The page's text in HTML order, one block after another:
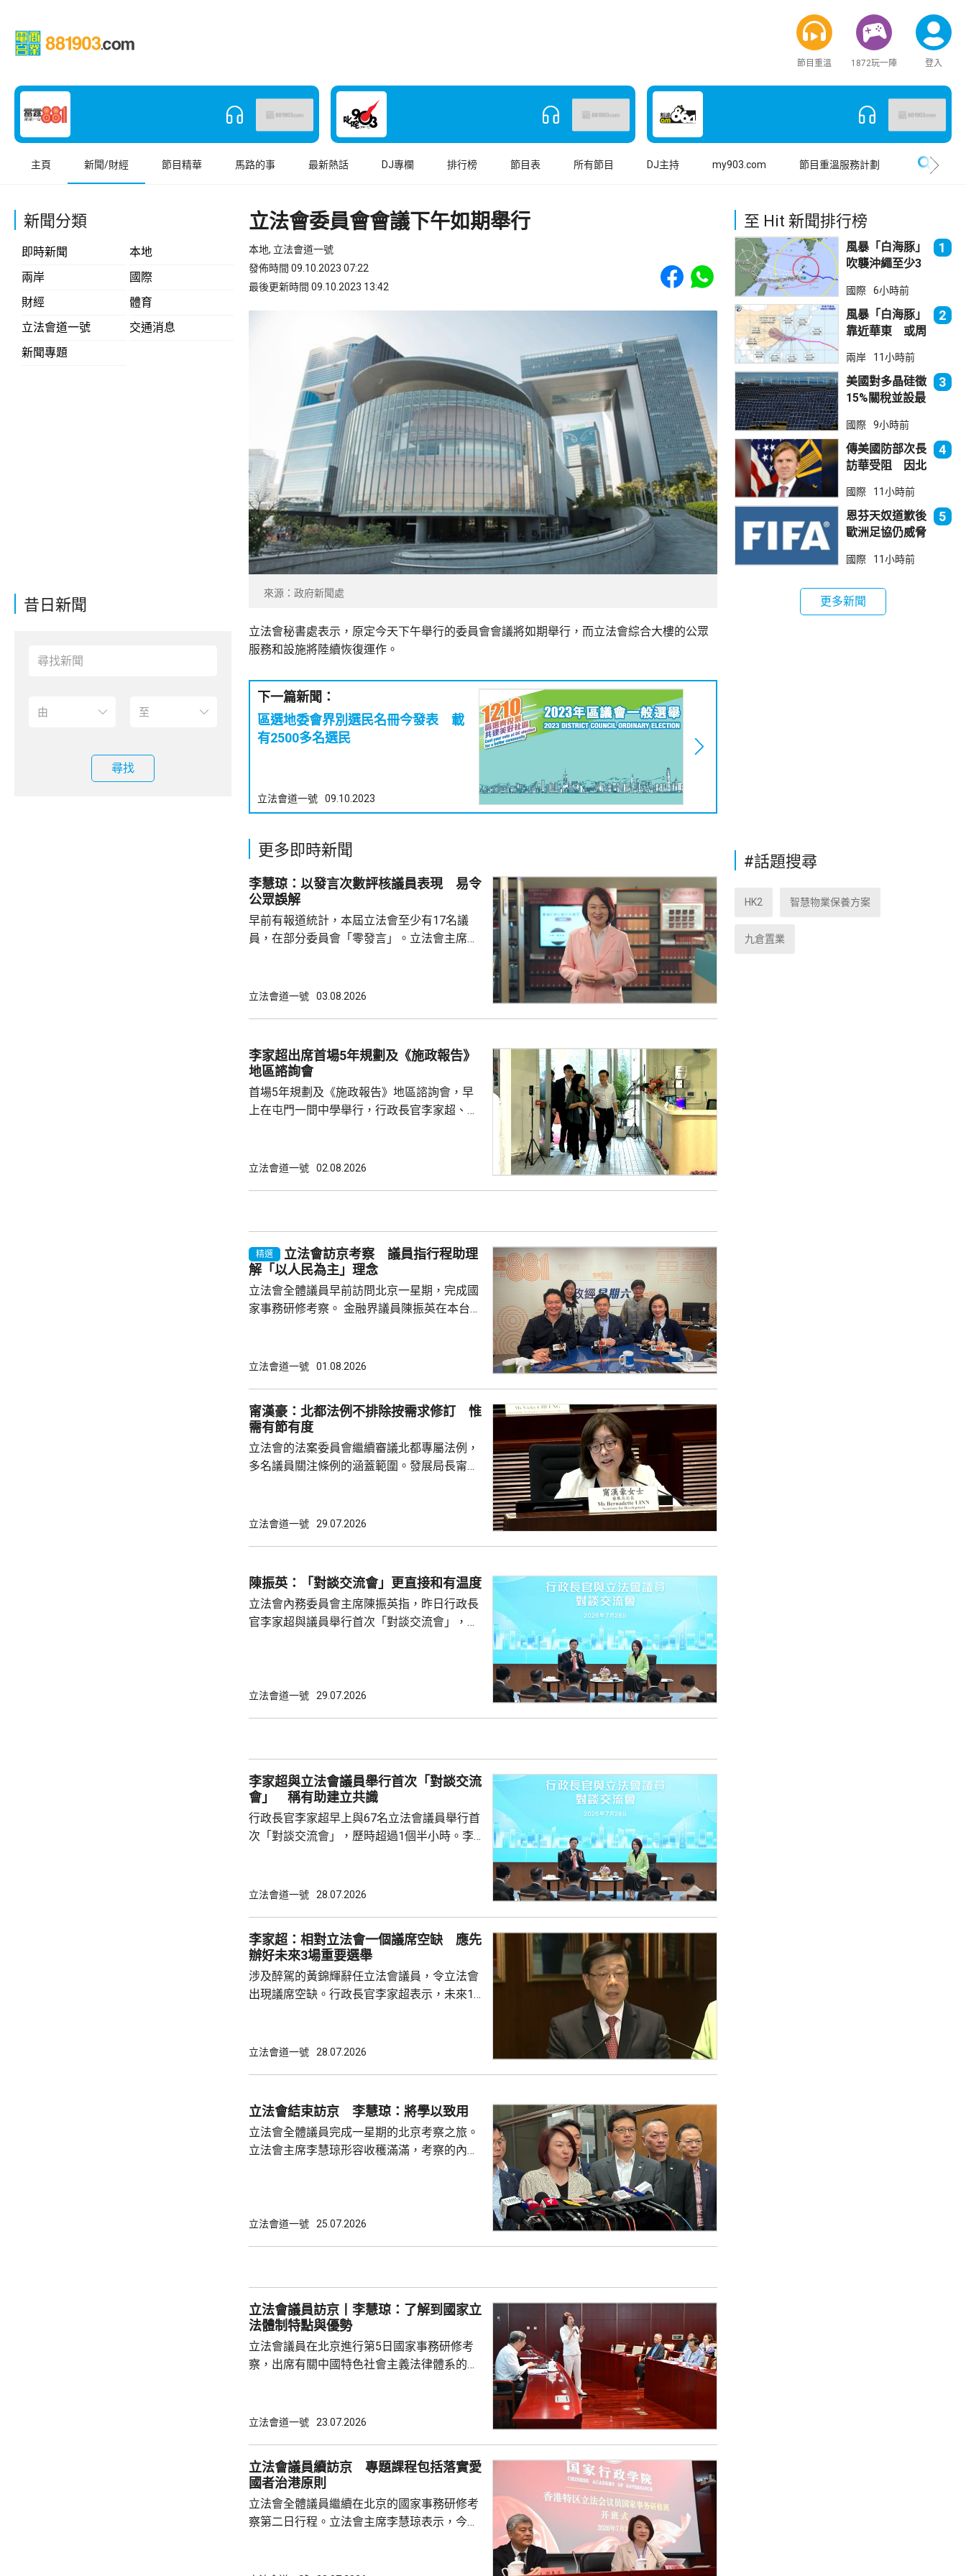
節目重溫 1872玩一陣 登入
主頁 新聞/財經 節目精華 馬路的事 最新熱話 DJ專欄 排行榜 節目表 所有節目 DJ主持 my903.com 節目重溫服務計劃
新聞分類
即時新聞
本地
兩岸
國際
財經
體育
立法會道一號
交通消息
新聞專題
昔日新聞
尋找
立法會委員會會議下午如期舉行
本地, 立法會道一號
發佈時間 09.10.2023 07:22
最後更新時間 09.10.2023 13:42
Share to Facebook
Share to WhatsApp
來源：政府新聞處
立法會秘書處表示，原定今天下午舉行的委員會會議將如期舉行，而立法會綜合大樓的公眾
服務和設施將陸續恢復運作。
下一篇新聞：
區選地委會界別選民名冊今發表 載
有2500多名選民
立法會道一號 09.10.2023
更多即時新聞
李慧琼：以發言次數評核議員表現 易令
公眾誤解
早前有報道統計，本屆立法會至少有17名議
員，在部分委員會「零發言」。立法會主席李
現的重要指標，會令公眾誤解部分議員表現。
寡基於不同考量，將每名議員視為獨立「發言
個體」統計，容易忽略立法會內部政黨分工，
認為分工是議會常態，可減少消耗議會寶貴
時...
立法會道一號 03.08.2026
李家超出席首場5年規劃及《施政報告》
地區諮詢會
首場5年規劃及《施政報告》地區諮詢會，早
上在屯門一間中學舉行，行政長官李家超、全
有意義，五年規劃是香港發展藍圖，提供方向
官每年需要匯報如何落實五年規劃，並按每年
實際情況，提出施政重點。 李家超又...
立法會道一號 02.08.2026
精選
立法會訪京考察 議員指行程助理
解「以人民為主」理念
立法會全體議員早前訪問北京一星期，完成國
家事務研修考察。 金融界議員陳振英在本台節
能力。陳振英又指，考察期間更深入了解國家
騙意識、推廣普惠金融，探討改善支付平台。
了解國家超前部署 考察市民熱線中心等 民建
聯議員周浩鼎指，考察期間進...
立法會道一號 01.08.2026
甯漢豪：北都法例不排除按需求修訂 惟
需有節有度
立法會的法案委員會繼續審議北都專屬法例，
多名議員關注條例的涵蓋範圍。發展局長甯漢
新範疇需在條例涵蓋。她表示，明白隨著發展
蓋為北都招商引資提供的稅務便利；選委界陳
紹雄亦關注會否因應北都工程增加，提供更具
彈性的輸入勞工安排。甯漢豪指，立法...
立法會道一號 29.07.2026
陳振英：「對談交流會」更直接和有温度
立法會內務委員會主席陳振英指，昨日行政長
官李家超與議員舉行首次「對談交流會」，環
答，形容像「爐邊談話」，有溫度和直接。 陳
立法會道一號 29.07.2026
李家超與立法會議員舉行首次「對談交流
會」 稱有助建立共識
行政長官李家超早上與67名立法會議員舉行首
次「對談交流會」，歷時超過1個半小時。李
超指出，交流會是為增進行政立法之間的理
伙伴，相信透過交流會可連接不同角度，令大
家換位思考，雙方既制衡、又配合。李家超又
形容，會上他和議員就好像同一隊「香...
立法會道一號 28.07.2026
李家超：相對立法會一個議席空缺 應先
辦好未來3場重要選舉
涉及醉駕的黃錦輝辭任立法會議員，令立法會
出現議席空缺。行政長官李家超表示，未來18
舉，及明年底的區議會選舉，認為考慮人力資
舉。 立法會主席李慧琼就指，理解和尊重行政
長官及選管會的評估，又指雖然立法會目前只
有89名議員，但每名議員都明白要多...
立法會道一號 28.07.2026
立法會結束訪京 李慧琼：將學以致用
立法會全體議員完成一星期的北京考察之旅。
立法會主席李慧琼形容收穫滿滿，考察的內容
政長官和特區政府依法施政，提升治理效能。
立法會道一號 25.07.2026
立法會議員訪京丨李慧琼：了解到國家立
法體制特點與優勢
立法會議員在北京進行第5日國家事務研修考
察，出席有關中國特色社會主義法律體系的專
人民當家作主，推動改革、促進發展、保障善
法，及法律的合憲性審查、備案審查等方面都
取得進步。 李慧琼指，立法會肩負《基本法》
賦予制定法律的憲制職能，要準確把握「一...
立法會道一號 23.07.2026
立法會議員續訪京 專題課程包括落實愛
國者治港原則
立法會全體議員繼續在北京的國家事務研修考
察第二日行程。立法會主席李慧琼表示，今日
至 Hit 新聞排行榜
風暴「白海豚」
吹襲沖繩至少3
取消
1
國際 6小時前
風暴「白海豚」
靠近華東 或周
2
兩岸 11小時前
美國對多晶硅徵
15%關稅並設最
克：中國無法再
傾銷
3
國際 9小時前
傳美國防部次長
訪華受阻 因北
售
4
國際 11小時前
恩芬天奴道歉後
歐洲足協仍威脅
事
5
國際 11小時前
更多新聞
#話題搜尋
HK2 智慧物業保養方案
九倉置業